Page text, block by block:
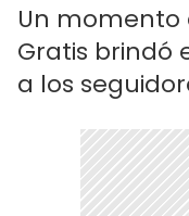
Un momento
Gratis brindó
a los